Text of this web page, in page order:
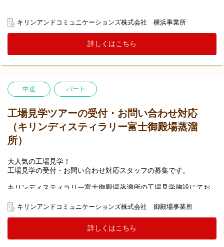
等をご覧になっていただくとともに、出来たてのビール等をご試
飲いただく「工場見学」ツアーの案内役として、キリングループ
の魅力をお客様にお伝えしていただきます。
キリンアンドコミュニケーションズ株式会社 横浜事業所
詳しくはこちら
中途 パート
工場見学ツアーの受付・お問い合わせ対応
（キリンディスティラリー富士御殿場蒸溜
所）
大人気の工場見学！
工場見学の受付・お問い合わせ対応スタッフの募集です。
キリンディスティラリー富士御殿場蒸溜所の工場見学施設にてお
お問い合わせについてメールや電話で対応していただくお仕事で
す。
変更の範囲：当面の間、受付・お問い合わせ対応スタッフに従事
頂く予定です。
キリンアンドコミュニケーションズ株式会社 御殿場事業所
詳しくはこちら